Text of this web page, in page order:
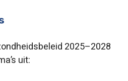
2025–2028
uit: